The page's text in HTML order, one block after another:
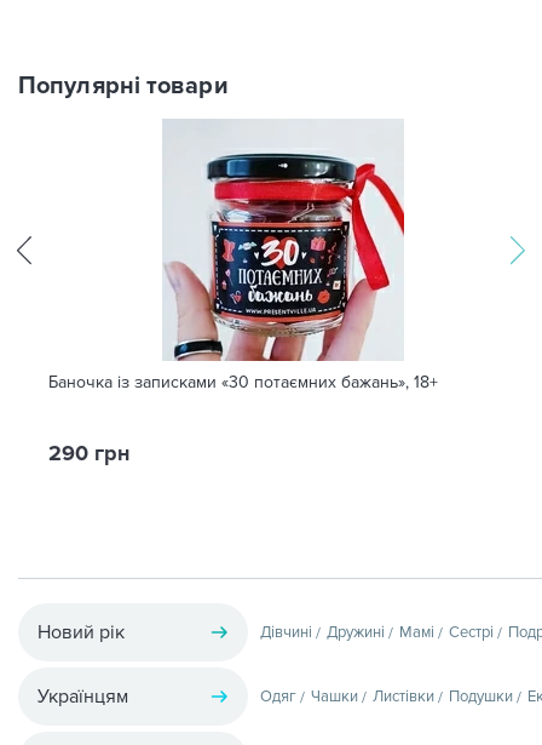
Популярні товари
Баночка із записками «30 потаємних бажань», 18+
290 грн
Новий рік Дівчині Дружині Мамі Сестрі
Українцям Одяг Чашки Листівки Подушки